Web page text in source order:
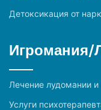
Детоксикация от
Игромания/
Лечение лудомании и
Услуги